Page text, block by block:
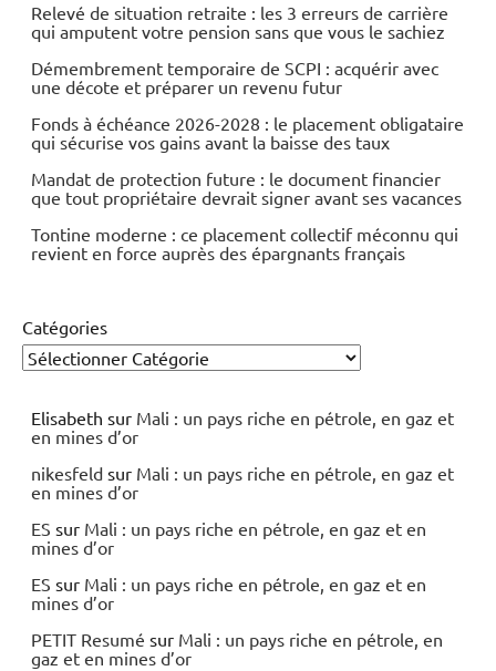
Relevé de situation retraite : les 3 erreurs de carrière
qui amputent votre pension sans que vous le sachiez
Démembrement temporaire de SCPI : acquérir avec
une décote et préparer un revenu futur
Fonds à échéance 2026-2028 : le placement obligataire
qui sécurise vos gains avant la baisse des taux
Mandat de protection future : le document financier
que tout propriétaire devrait signer avant ses vacances
Tontine moderne : ce placement collectif méconnu qui
revient en force auprès des épargnants français
Catégories
Elisabeth sur Mali : un pays riche en pétrole, en gaz et
en mines d’or
nikesfeld sur Mali : un pays riche en pétrole, en gaz et
en mines d’or
ES sur Mali : un pays riche en pétrole, en gaz et en
mines d’or
ES sur Mali : un pays riche en pétrole, en gaz et en
mines d’or
PETIT Resumé sur Mali : un pays riche en pétrole, en
gaz et en mines d’or